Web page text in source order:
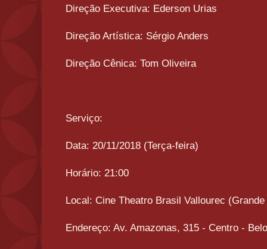
Direção Executiva: Ederson Urias
Direção Artística: Sérgio Anders
Direção Cênica: Tom Oliveira
Serviço:
Data: 20/11/2018 (Terça-feira)
Horário: 21:00
Local: Cine Theatro Brasil Vallourec
Endereço: Av. Amazonas, 315 - Centro -